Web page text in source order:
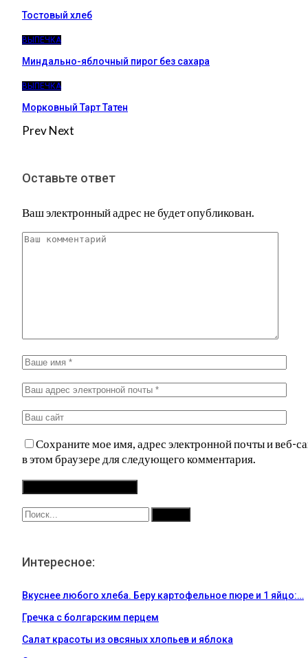
Тостовый хлеб
ВЫПЕЧКА
Миндально-яблочный пирог без сахара
ВЫПЕЧКА
Морковный Тарт Татен
PrevNext
Оставьте ответ
Ваш электронный адрес не будет опубликован.
Сохраните мое имя, адрес электронной почты и веб-
в этом браузере для следующего комментария.
Интересное:
Вкуснее любого хлеба. Беру картофельное пюре и 1 яйцо:…
Гречка с болгарским перцем
Салат красоты из овсяных хлопьев и яблока